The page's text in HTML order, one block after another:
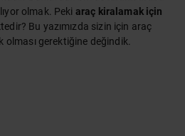
olmak. Peki araç kiralamak için
Bu yazımızda sizin için araç
olması gerektiğine değindik.